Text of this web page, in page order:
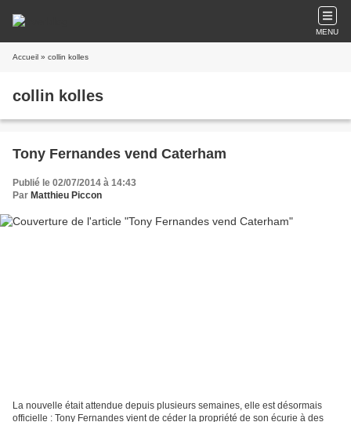
MENU
Accueil » collin kolles
collin kolles
Tony Fernandes vend Caterham
Publié le 02/07/2014 à 14:43
Par Matthieu Piccon
La nouvelle était attendue depuis plusieurs semaines, elle est désormais
officielle : Tony Fernandes vient de céder la propriété de son écurie à des